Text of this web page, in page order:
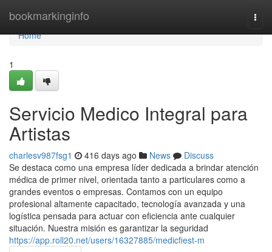
bookmarkinginfo
Home
Home
1
Servicio Medico Integral para
Artistas
charlesv987fsg1 416 days ago News
Discuss
Se destaca como una empresa líder dedicada a brindar atención
médica de primer nivel, orientada tanto a particulares como a
grandes eventos o empresas. Contamos con un equipo
profesional altamente capacitado, tecnología avanzada y una
logística pensada para actuar con eficiencia ante cualquier
situación. Nuestra misión es garantizar la seguridad
https://app.roll20.net/users/16327885/medicfiest-m